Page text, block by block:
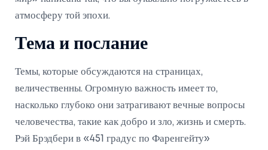
атмосферу той эпохи.
Тема и послание
Темы, которые обсуждаются на страницах,
величественны. Огромную важность имеет то,
насколько глубоко они затрагивают вечные вопросы
человечества, такие как добро и зло, жизнь и смерть.
Рэй Брэдбери в «451 градус по Фаренгейту»